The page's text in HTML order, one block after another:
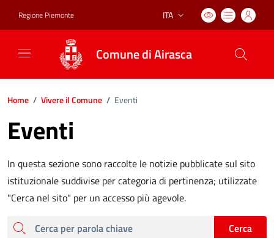
Regione Piemonte Lingua attiva:
ITA
Comune di Airasca
Home / Vivere il Comune / Eventi
Eventi
In questa sezione sono raccolte le notizie pubblicate sul sito
istituzionale suddivise per categoria di pertinenza; utilizzate
"Cerca nel sito" per un accesso più agevole.
cerca
Cerca